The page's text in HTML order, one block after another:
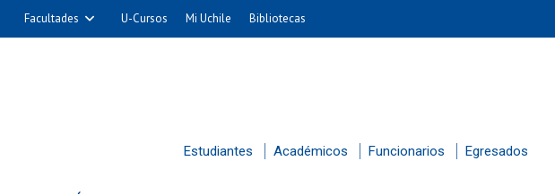
Facultades U-Cursos Mi Uchile Bibliotecas
Estudiantes Académicos Funcionarios Egresados